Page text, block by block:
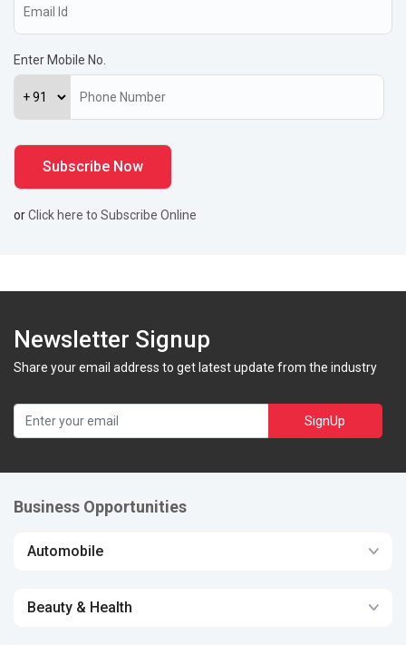
Enter Mobile No.
orClick here to Subscribe Online
Newsletter Signup
Share your email address to get latest update from the industry
SignUp
Business Opportunities
Automobile
Beauty & Health